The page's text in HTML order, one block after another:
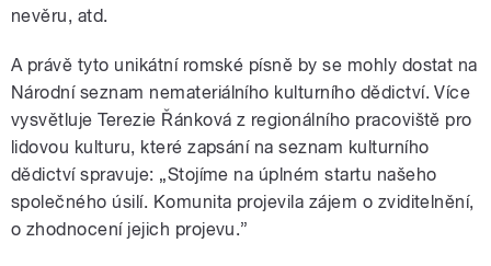
nevěru, atd.
A právě tyto unikátní romské písně by se mohly dostat na
Národní seznam nemateriálního kulturního dědictví. Více
vysvětluje Terezie Řánková z regionálního pracoviště pro
lidovou kulturu, které zapsání na seznam kulturního
dědictví spravuje: „Stojíme na úplném startu našeho
společného úsilí. Komunita projevila zájem o zviditelnění,
o zhodnocení jejich projevu.”